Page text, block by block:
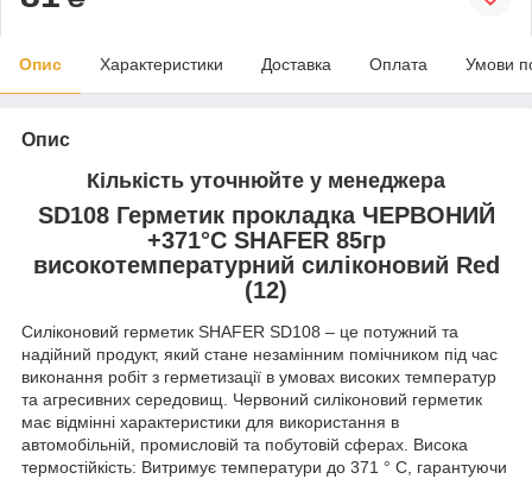
Опис Характеристики Доставка Оплата Умови
Опис
Кількість уточнюйте у менеджера
SD108 Герметик прокладка ЧЕРВОНИЙ
+371°C SHAFER 85гр
високотемпературний силіконовий Red
(12)
Силіконовий герметик SHAFER SD108 – це потужний та
надійний продукт, який стане незамінним помічником під час
виконання робіт з герметизації в умовах високих температур
та агресивних середовищ. Червоний силіконовий герметик
має відмінні характеристики для використання в
автомобільній, промисловій та побутовій сферах. Висока
термостійкість: Витримує температури до 371 ° C, гарантуючи